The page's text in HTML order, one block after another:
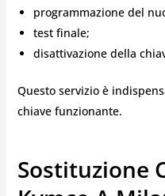
programmazione del
test finale;
disattivazione della
Questo servizio è
chiave funzionante.
Sostituzione